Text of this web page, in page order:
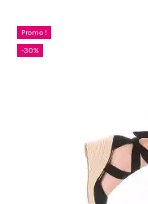
Promo !
-30%